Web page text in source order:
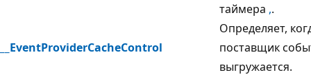
таймера ,.
__EventProviderCacheControl
Определяет,
поставщик
выгружается.